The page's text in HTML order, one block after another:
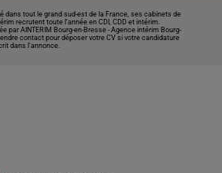
dans tout le grand sud-est de la France, ses cabinets de
recrutent toute l’année en CDI, CDD et intérim.
par AINTERIM Bourg-en-Bresse -Agence intérim Bourg-
contact pour déposer votre CV si votre candidature
dans l'annonce.